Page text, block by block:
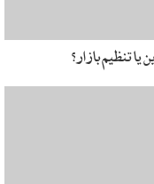
تنظیم بازار؟